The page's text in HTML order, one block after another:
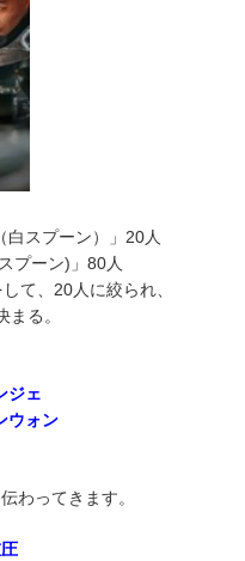
（白スプーン）」20人
プーン)」80人
て、20人に絞られ、
る。
ジェ
ウォン
わってきます。